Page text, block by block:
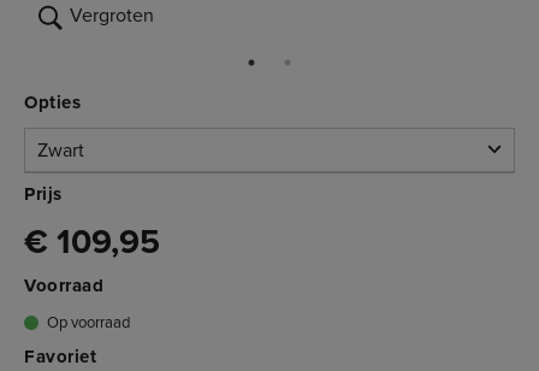
Vergroten
Opties
Zwart
Zwart
3.270.030Z
Prijs
€ 109,95
Voorraad
Op voorraad
Favoriet